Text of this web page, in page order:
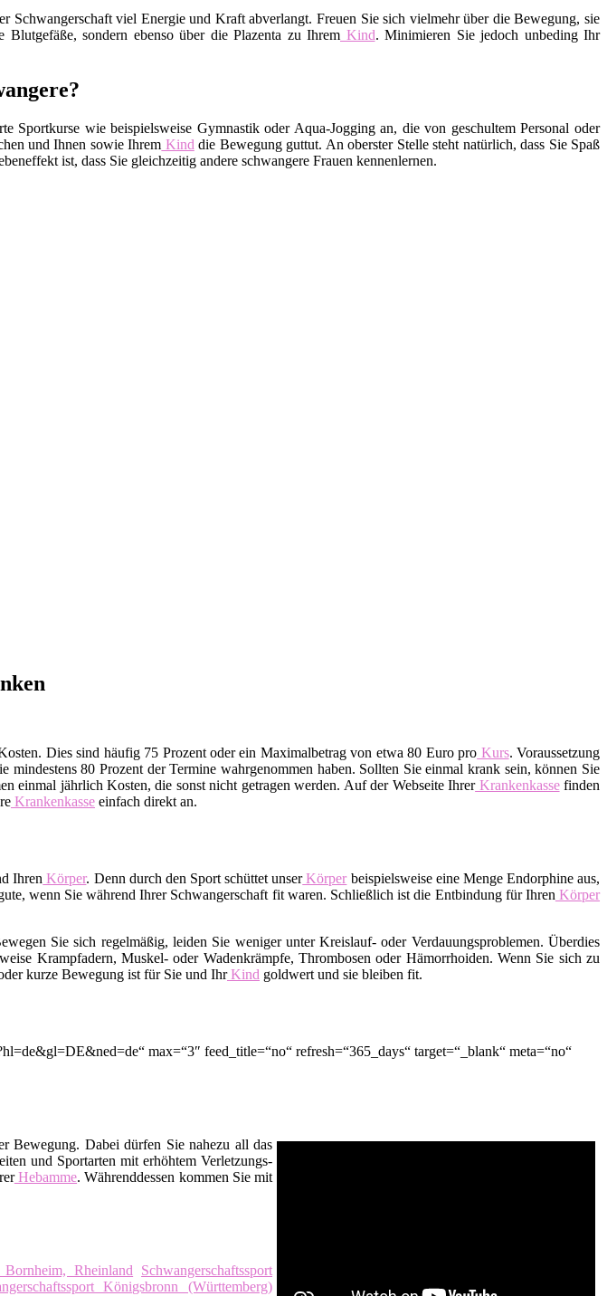
Schwangerschaft viel Energie und Kraft abverlangt. Freuen Sie sich vielmehr über die Bewegung, sie
sondern ebenso über die Plazenta zu Ihrem Kind. Minimieren Sie jedoch unbeding Ihr
Sportkurse wie beispielsweise Gymnastik oder Aqua-Jogging an, die von geschultem Personal oder
und Ihnen sowie Ihrem Kind die Bewegung guttut. An oberster Stelle steht natürlich, dass Sie Spaß
ist, dass Sie gleichzeitig andere schwangere Frauen kennenlernen.
Dies sind häufig 75 Prozent oder ein Maximalbetrag von etwa 80 Euro pro Kurs. Voraussetzung
80 Prozent der Termine wahrgenommen haben. Sollten Sie einmal krank sein, können Sie
einmal jährlich Kosten, die sonst nicht getragen werden. Auf der Webseite IhrerKrankenkassefinden
Krankenkasse einfach direkt an.
Ihren Körper. Denn durch den Sport schüttet unserKörperbeispielsweise eine Menge Endorphine aus,
wenn Sie während Ihrer Schwangerschaft fit waren. Schließlich ist die Entbindung für Ihren Körper
Sie sich regelmäßig, leiden Sie weniger unter Kreislauf- oder Verdauungsproblemen. Überdies
Krampfadern, Muskel- oder Wadenkrämpfe, Thrombosen oder Hämorrhoiden. Wenn Sie sich zu
kurze Bewegung ist für Sie und IhrKind goldwert und sie bleiben fit.
max=“3″ feed_title=“no“ refresh=“365_days“ target=“_blank“ meta=“no“
Bewegung. Dabei dürfen Sie nahezu all das
und Sportarten mit erhöhtem Verletzungs-
Hebamme. Währenddessen kommen Sie mit
Rheinland
Schwangerschaftssport
Königsbronn (Württemberg)